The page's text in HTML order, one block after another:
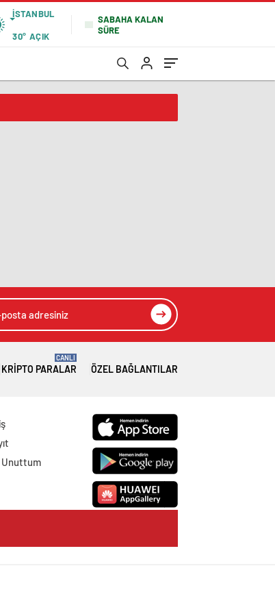
İSTANBUL
30° AÇIK
SABAHA KALAN
SÜRE
KRIPTO PARALAR
CANLI
ÖZEL BAĞLANTILAR